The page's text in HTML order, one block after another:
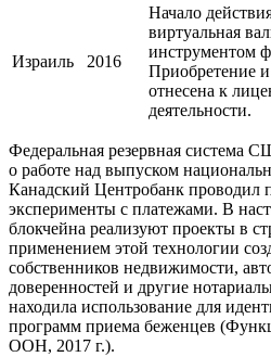
Израиль 2016
Начало
виртуальная
инструментом
Приобретение
отнесена к
деятельности.
Федеральная резервная система
о работе над выпуском
Канадский Центробанк проводил
эксперименты с платежами. В
блокчейна реализуют проекты в
применением этой технологии
собственников недвижимости,
доверенностей и другие
находила использование для
программ приема беженцев
ООН, 2017 г.).